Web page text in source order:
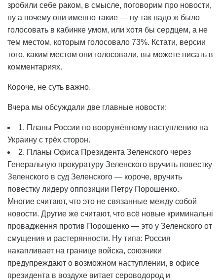
зробили себе раком, в смысле, поговорим про новости,
ну а почему они именно такие — ну так надо ж было
голосовать в кабинке умом, или хотя бы сердцем, а не
тем местом, которым голосовало 73%. Кстати, версии
того, каким местом они голосовали, вы можете писать в
комментариях.
Короче, не суть важно.
Вчера мы обсуждали две главные новости:
1. Планы России по вооружённому наступлению на
Украину с трёх сторон.
2. Планы Офиса Президента Зеленского через
Генеральную прокуратуру Зеленского вручить повестку
Зеленского в суд Зеленского — короче, вручить
повестку лидеру оппозиции Петру Порошенко.
Многие считают, что это не связанные между собой
новости. Другие же считают, что всё новые криминальні
провадження против Порошенко — это у Зеленского от
смущения и растерянности. Ну типа: Россия
накапливает на границе войска, союзники
предупреждают о возможном наступлении, в офисе
президента в воздухе витает сероводород и